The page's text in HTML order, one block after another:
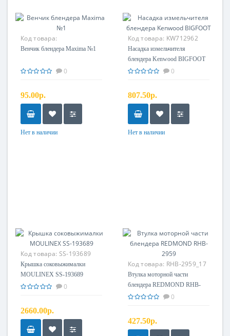
Код товара:
Венчик блендера Maxima №1
0
95.00р.
Нет в наличии
Код товара: KW712962
Насадка измельчителя
блендера Kenwood BIGFOOT
0
807.50р.
Нет в наличии
Код товара: SS-193689
Крышка соковыжималки
MOULINEX SS-193689
0
2660.00р.
Код товара: RHB-2959_17
Втулка моторной части
блендера REDMOND RHB-
2959
0
427.50р.